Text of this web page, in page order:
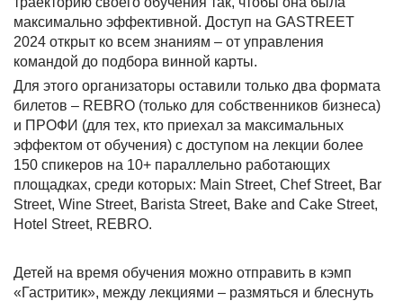
максимально эффективной. Доступ на GASTREET
2024 открыт ко всем знаниям – от управления
командой до подбора винной карты.
Для этого организаторы оставили только два формата
билетов – REBRO (только для собственников бизнеса)
и ПРОФИ (для тех, кто приехал за максимальных
эффектом от обучения) с доступом на лекции более
150 спикеров на 10+ параллельно работающих
площадках, среди которых: Main Street, Chef Street, Bar
Street, Wine Street, Barista Street, Bake and Cake Street,
Hotel Street, REBRO.
Детей на время обучения можно отправить в кэмп
«Гастритик», между лекциями – размяться и блеснуть